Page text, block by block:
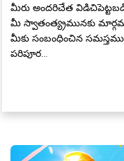
మీరు అందరిచేత
మీ స్వాతంత్య్రమునకు
మీకు సంబంధించిన
పరిపూర...